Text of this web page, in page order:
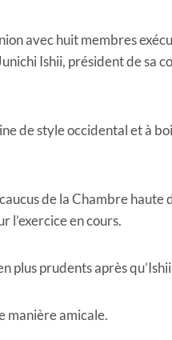
avec huit membres
Ishii, président de sa
de style occidental et à
de la Chambre
l’exercice en cours.
plus prudents après
manière amicale.